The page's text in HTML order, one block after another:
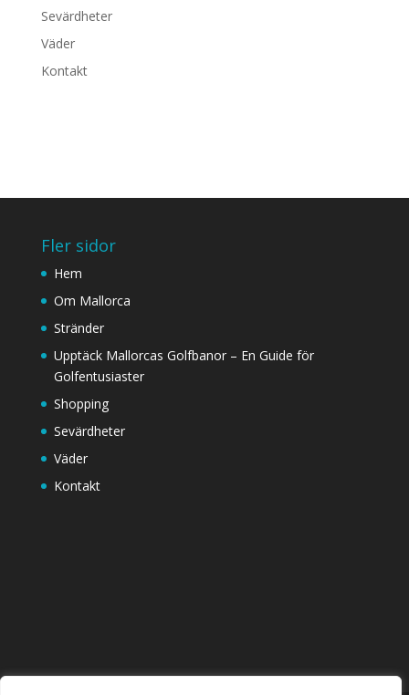
Sevärdheter
Väder
Kontakt
Fler sidor
Hem
Om Mallorca
Stränder
Upptäck Mallorcas Golfbanor – En Guide för
Golfentusiaster
Shopping
Sevärdheter
Väder
Kontakt